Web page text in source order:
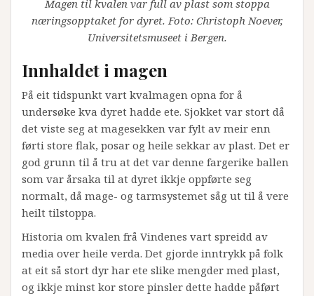
Magen til kvalen var full av plast som stoppa
næringsopptaket for dyret. Foto: Christoph Noever,
Universitetsmuseet i Bergen.
Innhaldet i magen
På eit tidspunkt vart kvalmagen opna for å
undersøke kva dyret hadde ete. Sjokket var stort då
det viste seg at magesekken var fylt av meir enn
førti store flak, posar og heile sekkar av plast. Det er
god grunn til å tru at det var denne fargerike ballen
som var årsaka til at dyret ikkje oppførte seg
normalt, då mage- og tarmsystemet såg ut til å vere
heilt tilstoppa.
Historia om kvalen frå Vindenes vart spreidd av
media over heile verda. Det gjorde inntrykk på folk
at eit så stort dyr har ete slike mengder med plast,
og ikkje minst kor store pinsler dette hadde påført